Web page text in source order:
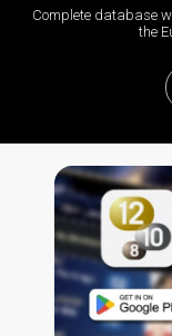
Complete database
the